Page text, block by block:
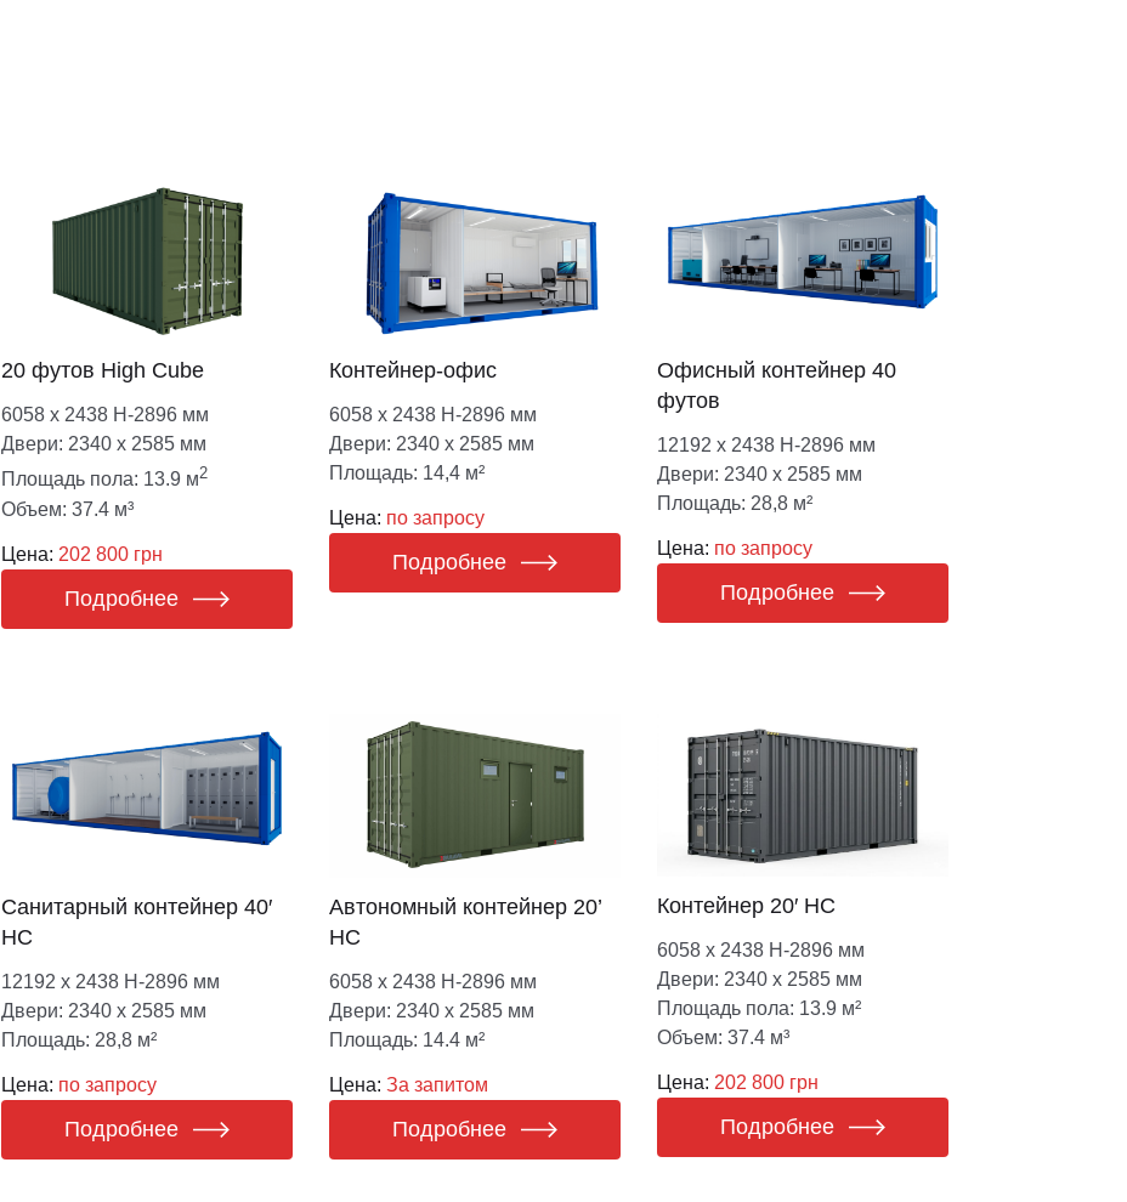
20 футов High Cube
6058 х 2438 Н-2896 мм
Двери: 2340 х 2585 мм
Площадь пола: 13.9 м2
Объем: 37.4 м³
Цена: 202 800 грн
Подробнее
Контейнер-офис
6058 х 2438 Н-2896 мм
Двери: 2340 х 2585 мм
Площадь: 14,4 м²
Цена: по запросу
Подробнее
Офисный контейнер 40
футов
12192 х 2438 Н-2896 мм
Двери: 2340 х 2585 мм
Площадь: 28,8 м²
Цена: по запросу
Подробнее
Санитарный контейнер 40′
HC
12192 х 2438 Н-2896 мм
Двери: 2340 х 2585 мм
Площадь: 28,8 м²
Цена: по запросу
Подробнее
Автономный контейнер 20’
НС
6058 х 2438 Н-2896 мм
Двери: 2340 х 2585 мм
Площадь: 14.4 м²
Цена: За запитом
Подробнее
Контейнер 20′ HC
6058 х 2438 Н-2896 мм
Двери: 2340 х 2585 мм
Площадь пола: 13.9 м²
Объем: 37.4 м³
Цена: 202 800 грн
Подробнее